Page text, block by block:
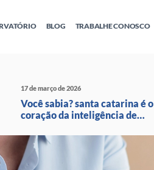
PNBOX Sebraetec Editais
BLOG TRABALHE CONOSCO
17 de março de 2026
Você sabia? santa catarina é o
coração da inteligência de